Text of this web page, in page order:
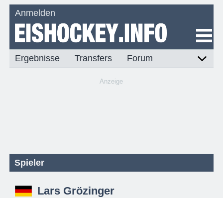
Anmelden
Ergebnisse Transfers Forum
Anzeige
Spieler
Lars Grözinger